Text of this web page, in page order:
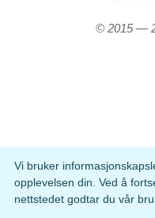
© 2015 —
Vi bruker
opplevelsen din. Ved å
nettstedet godtar du vår